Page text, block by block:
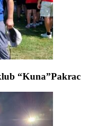
“Kuna”Pakrac